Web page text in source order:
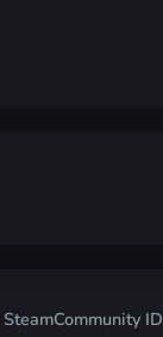
SteamCommunity ID